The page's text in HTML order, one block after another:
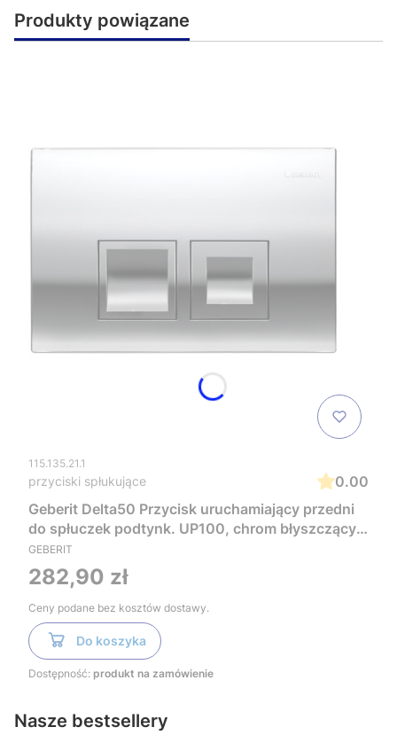
Produkty powiązane
115.135.21.1
przyciski spłukujące
0.00
Geberit Delta50 Przycisk uruchamiający przedni
do spłuczek podtynk. UP100, chrom błyszczący
115.135.21.1
GEBERIT
Cena
282,90 zł
Ceny podane bez kosztów dostawy.
Do koszyka
Dostępność: produkt na zamówienie
Nasze bestsellery